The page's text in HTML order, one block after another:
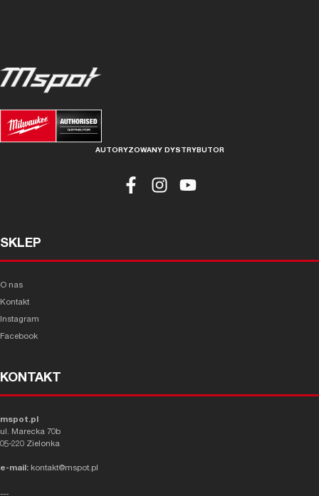
AUTORYZOWANY DYSTRYBUTOR
SKLEP
O nas
Kontakt
Instagram
Facebook
KONTAKT
mspot.pl
ul. Marecka 70b
05-220 Zielonka
e-mail: kontakt@mspot.pl